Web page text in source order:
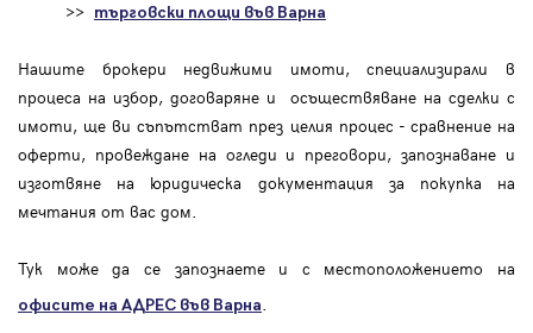
>> търговски площи във Варна
Нашите брокери недвижими имоти, специализирали в
процеса на избор, договаряне и осъществяване на сделки с
имоти, ще ви съпътстват през целия процес - сравнение на
оферти, провеждане на огледи и преговори, запознаване и
изготвяне на юридическа документация за покупка на
мечтания от вас дом.
Тук може да се запознаете и с местоположението на
офисите на АДРЕС във Варна